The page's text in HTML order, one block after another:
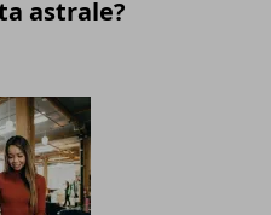
astrale?